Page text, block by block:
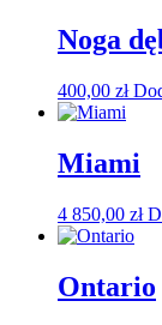
Noga
400,00 zł
Miami
4 850,00 zł
Ontario